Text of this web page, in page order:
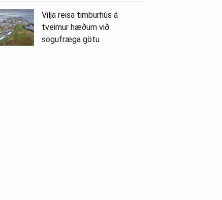
Vilja reisa timburhús á
tveimur hæðum við
sögufræga götu